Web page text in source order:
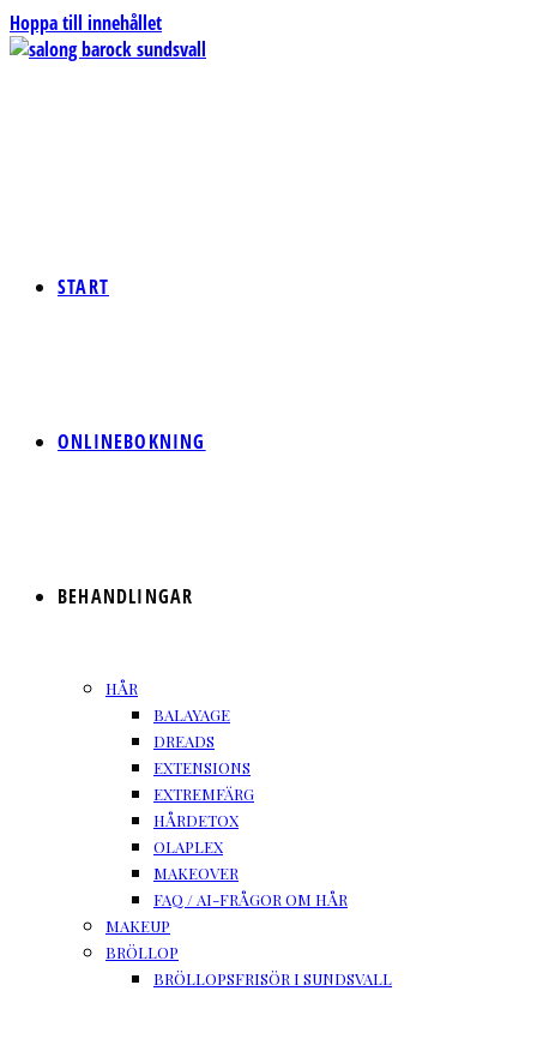
Hoppa till innehållet
START
ONLINEBOKNING
BEHANDLINGAR
HÅR
BALAYAGE
DREADS
EXTENSIONS
EXTREMFÄRG
HÅRDETOX
OLAPLEX
MAKEOVER
FAQ / AI-FRÅGOR OM HÅR
MAKEUP
BRÖLLOP
BRÖLLOPSFRISÖR I SUNDSVALL